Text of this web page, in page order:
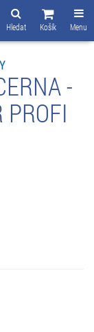
Menu
Košík
Hledat
-
PROFI